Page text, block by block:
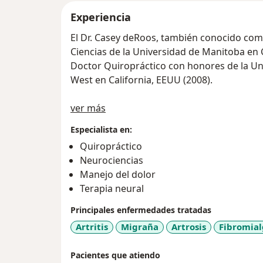
Experiencia
El Dr. Casey deRoos, también conocido
Ciencias de la Universidad de Manitoba
Doctor Quiropráctico con honores de la
West en California, EEUU (2008).
Dr. Casey comenzó su carrera trabajando
después, se asoció con sus colegas para
especialistas de la zona hospitalaria más
por nueve años.
Dr. Casey sirvió dedicadamente a la
años (2009-2021) y posee un total de 16
pacientes de todas las edades, desde
embarazo y utiliza su conocimiento
ayudar a individuos/atletas a alcanzar sus
ver más
Especialista en:
Quiropráctico
Neurociencias
Manejo del dolor
Terapia neural
Principales enfermedades tratadas
Artritis Migraña Artrosis
Pacientes que atiendo